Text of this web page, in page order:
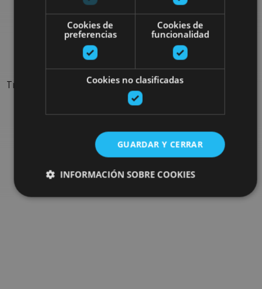
Rechercher plus de
sorties
Trouvez des sorties et des propositions pour compléter votre
séjour en Navarre : activités organisées, visites et les
évènements-phares de l'agenda
Allez au navigateur de sorties
Cookies de
preferencias
Cookies de
funcionalidad
Cookies no clasificadas
GUARDAR Y CERRAR
INFORMACIÓN SOBRE COOKIES